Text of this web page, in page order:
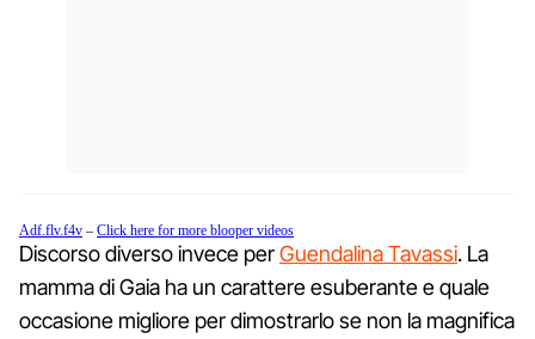
Adf.flv.f4v – Click here for more blooper videos
Discorso diverso invece perGuendalina Tavassi. La
mamma di Gaia ha un carattere esuberante e quale
occasione migliore per dimostrarlo se non la magnifica